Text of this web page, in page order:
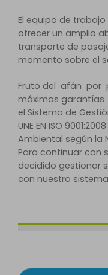
El equipo de
ofrecer un amplio
transporte de
momento sobre el
Fruto del afán por
máximas
el Sistema de
UNE EN ISO
Ambiental según la
Para continuar con
decidido gestionar
con nuestro